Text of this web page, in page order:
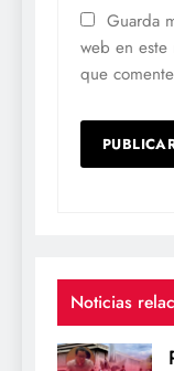
Guarda
web en este
que
Noticias